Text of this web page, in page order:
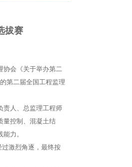
拔赛
会《关于举办第二
第二届全国工程监理
人、总监理工程师
量控制、混凝土结
力。
激烈角逐，最终按